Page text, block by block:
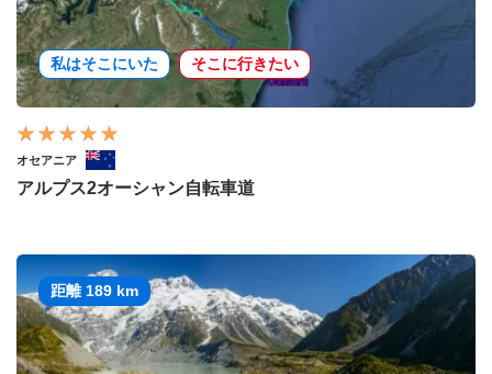
私はそこにいた そこに行きたい
オセアニア
アルプス2オーシャン自転車道
距離 189 km